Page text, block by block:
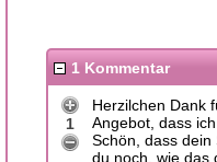
1 Kommentar
1
Herzilchen Dank
Angebot, dass
Schön, dass
du noch, wie das